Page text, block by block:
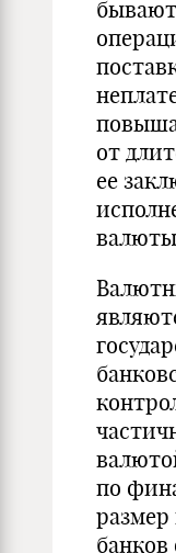
от
ее
по
банков